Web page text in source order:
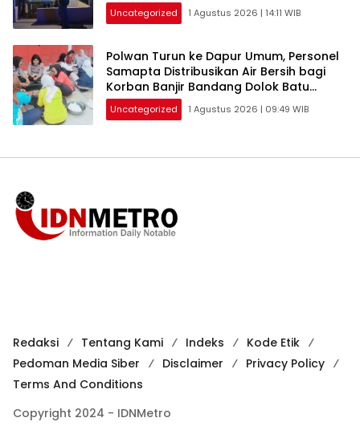
Uncategorized 1 Agustus 2026 | 14:11 WIB
Polwan Turun ke Dapur Umum, Personel
Samapta Distribusikan Air Bersih bagi
Korban Banjir Bandang Dolok Batu
Nanggar
Uncategorized 1 Agustus 2026 | 09:49 WIB
Redaksi Tentang Kami Indeks
Kode Etik
Pedoman Media Siber
Disclaimer
Privacy Policy
Terms And Conditions
Copyright 2024 - IDNMetro